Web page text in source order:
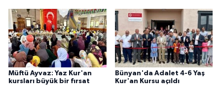
Müftü Ayvaz: Yaz Kur'an
kursları büyük bir fırsat
Bünyan'da Adalet 4-6 Yaş
Kur'an Kursu açıldı
Karabük Müftülüğü
Karaman Müftülüğü
Kars Müftülüğü